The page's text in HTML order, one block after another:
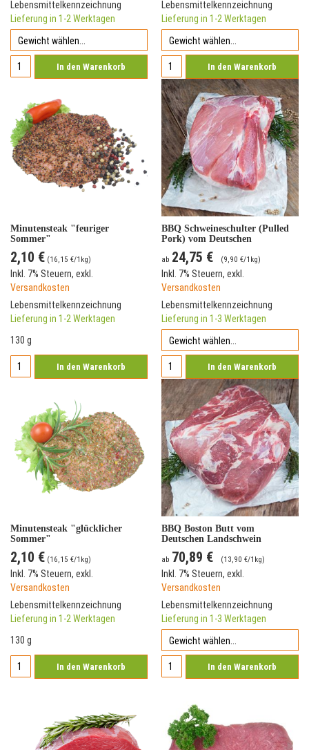
Lebensmittelkennzeichnung
Lieferung in 1-2 Werktagen
In den Warenkorb
Lebensmittelkennzeichnung
Lieferung in 1-2 Werktagen
In den Warenkorb
Minutensteak "feuriger
Sommer"
2,10 € (16,15 €/1kg)
Inkl. 7% Steuern, exkl.
Versandkosten
Lebensmittelkennzeichnung
Lieferung in 1-2 Werktagen
130 g
In den Warenkorb
BBQ Schweineschulter (Pulled
Pork) vom Deutschen
Landschwein
ab 24,75 € (9,90 €/1kg)
Inkl. 7% Steuern, exkl.
Versandkosten
Lebensmittelkennzeichnung
Lieferung in 1-3 Werktagen
In den Warenkorb
Minutensteak "glücklicher
Sommer"
2,10 € (16,15 €/1kg)
Inkl. 7% Steuern, exkl.
Versandkosten
Lebensmittelkennzeichnung
Lieferung in 1-2 Werktagen
130 g
In den Warenkorb
BBQ Boston Butt vom
Deutschen Landschwein
(originaler Amerikanischer
Pulled Pork-Cut)
ab 70,89 € (13,90 €/1kg)
Inkl. 7% Steuern, exkl.
Versandkosten
Lebensmittelkennzeichnung
Lieferung in 1-3 Werktagen
In den Warenkorb